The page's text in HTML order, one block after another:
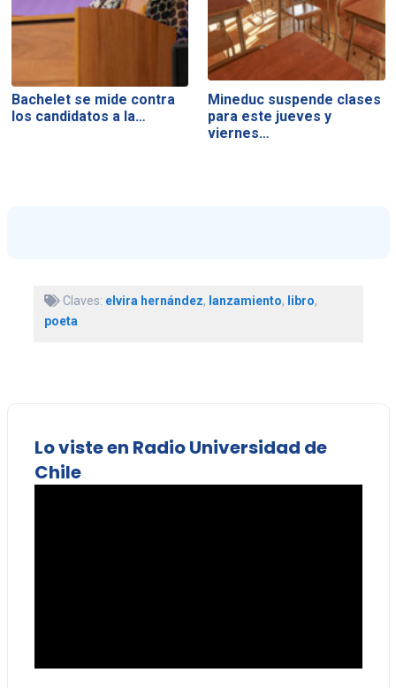
Bachelet se mide contra
los candidatos a la…
Mineduc suspende clases
para este jueves y
viernes…
Claves: elvira hernández, lanzamiento, libro,
poeta
Lo viste en Radio Universidad de
Chile